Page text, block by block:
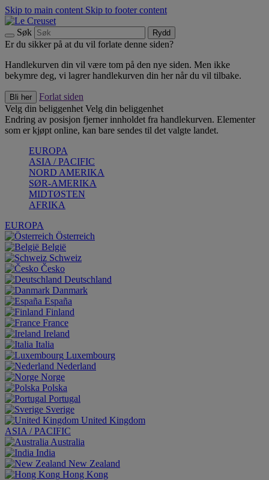
Skip to main content Skip to footer content
Søk Rydd
Er du sikker på at du vil forlate denne siden?
Handlekurven din vil være tom på den nye siden. Men ikke
bekymre deg, vi lagrer handlekurven din her når du vil tilbake.
Bli her
Forlat siden
Velg din beliggenhet Velg din beliggenhet
Endring av posisjon fjerner innholdet fra handlekurven. Elementer
som er kjøpt online, kan bare sendes til det valgte landet.
EUROPA
ASIA / PACIFIC
NORD AMERIKA
SØR-AMERIKA
MIDTØSTEN
AFRIKA
EUROPA
Österreich
België
Schweiz
Česko
Deutschland
Danmark
España
Finland
France
Ireland
Italia
Luxembourg
Nederland
Norge
Polska
Portugal
Sverige
United Kingdom
ASIA / PACIFIC
Australia
India
New Zealand
Hong Kong